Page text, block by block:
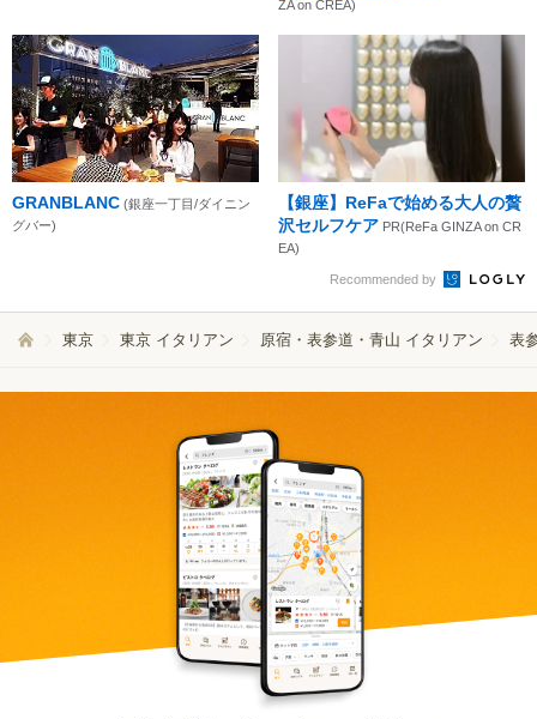
ZA on CREA)
GRANBLANC (銀座一丁目/ダイニン
グバー)
【銀座】ReFaで始める大人の贅
沢セルフケア PR(ReFa GINZA on CR
EA)
Recommended by
東京 東京 イタリアン 原宿・表参道・青山 イタリアン 表